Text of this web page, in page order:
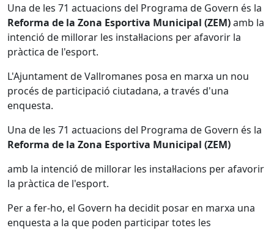
Una de les 71 actuacions del Programa de Govern és la
Reforma de la Zona Esportiva Municipal (ZEM)amb la
intenció de millorar les instal·lacions per afavorir la
pràctica de l'esport.
L'Ajuntament de Vallromanes posa en marxa un nou
procés de participació ciutadana, a través d'una
enquesta.
Una de les 71 actuacions del Programa de Govern és la
Reforma de la Zona Esportiva Municipal (ZEM)
amb la intenció de millorar les instal·lacions per afavorir
la pràctica de l'esport.
Per a fer-ho, el Govern ha decidit posar en marxa una
enquesta a la que poden participar totes les